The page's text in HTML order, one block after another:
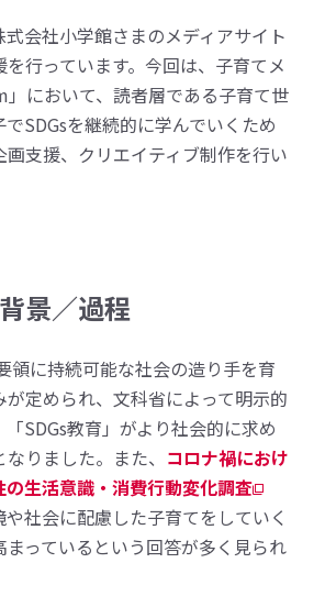
式会社小学館さまのメディアサイト
行っています。今回は、子育てメ
において、読者層である子育て世
SDGsを継続的に学んでいくため
画支援、クリエイティブ制作を行い
景／過程
領に持続可能な社会の造り手を育
が定められ、文科省によって明示的
SDGs教育」がより社会的に求め
りました。また、 コロナ禍におけ
の生活意識・消費行動変化調査
社会に配慮した子育てをしていく
まっているという回答が多く見られ